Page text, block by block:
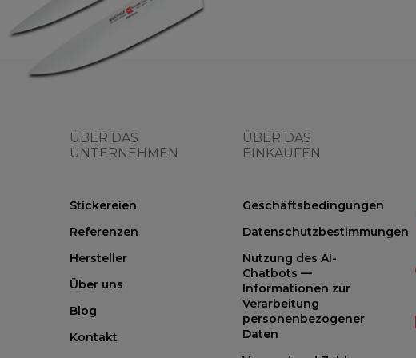
ÜBER DAS
UNTERNEHMEN
Stickereien
Referenzen
Hersteller
Über uns
Blog
Kontakt
ÜBER DAS
EINKAUFEN
Geschäftsbedingungen
Datenschutzbestimmungen
Nutzung des AI-
Chatbots —
Informationen zur
Verarbeitung
personenbezogener
Daten